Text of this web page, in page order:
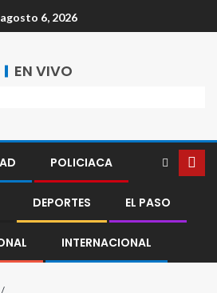
agosto 6, 2026
EN VIVO
POLICIACA
DEPORTES EL PASO
INTERNACIONAL